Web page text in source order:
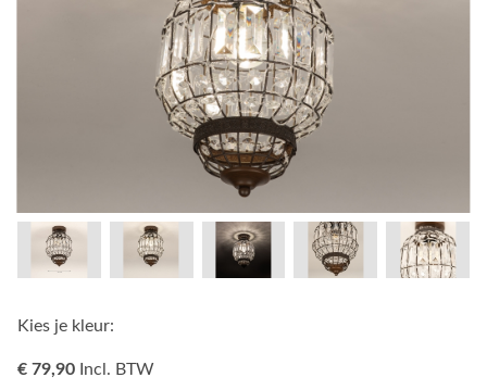
Kies je kleur:
€ 79,90 Incl. BTW